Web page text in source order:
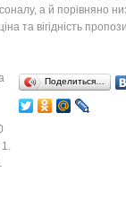
а й порівняно
ціна та вігідність
1.
.
Поделиться…